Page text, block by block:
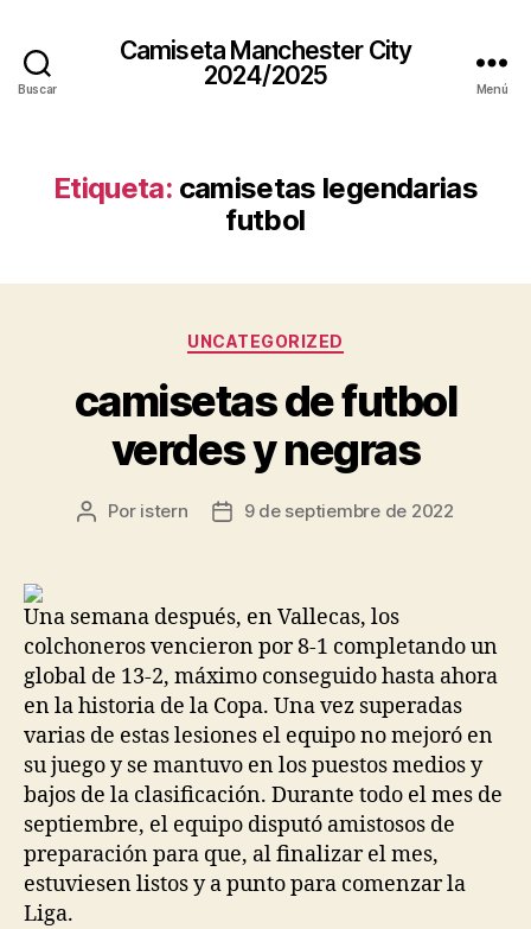
Buscar
Camiseta Manchester City
2024/2025
Menú
Etiqueta: camisetas legendarias
futbol
Categorías
UNCATEGORIZED
camisetas de futbol
verdes y negras
Autor
Por istern
Fecha9 de septiembre de 2022
Una semana después, en Vallecas, los
colchoneros vencieron por 8-1 completando un
global de 13-2, máximo conseguido hasta ahora
en la historia de la Copa. Una vez superadas
varias de estas lesiones el equipo no mejoró en
su juego y se mantuvo en los puestos medios y
bajos de la clasificación. Durante todo el mes de
septiembre, el equipo disputó amistosos de
preparación para que, al finalizar el mes,
estuviesen listos y a punto para comenzar la
Liga.